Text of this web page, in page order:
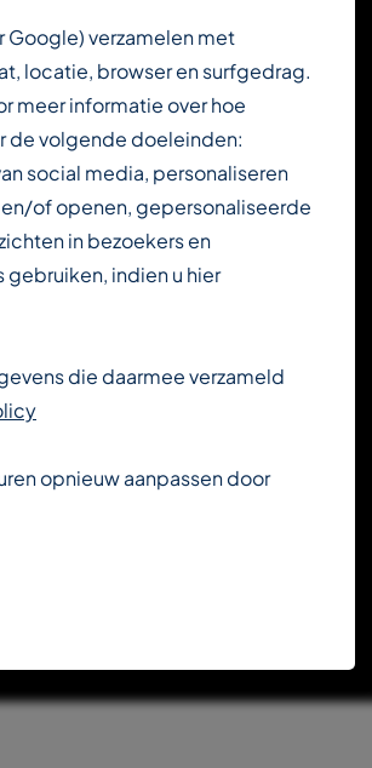
Google) verzamelen met
locatie, browser en surfgedrag.
meer informatie over hoe
de volgende doeleinden:
social media, personaliseren
of openen, gepersonaliseerde
in bezoekers en
indien u hier
die daarmee verzameld
opnieuw aanpassen door